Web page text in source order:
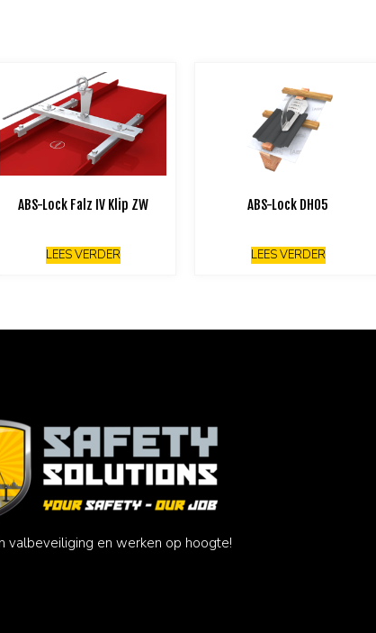
ABS-Lock Falz IV Klip ZW
LEES VERDER
ABS-Lock DH05
LEES VERDER
valbeveiliging en werken op hoogte!